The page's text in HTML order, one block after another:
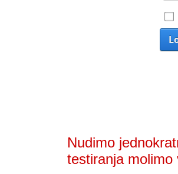
Nudimo
testiranja molimo